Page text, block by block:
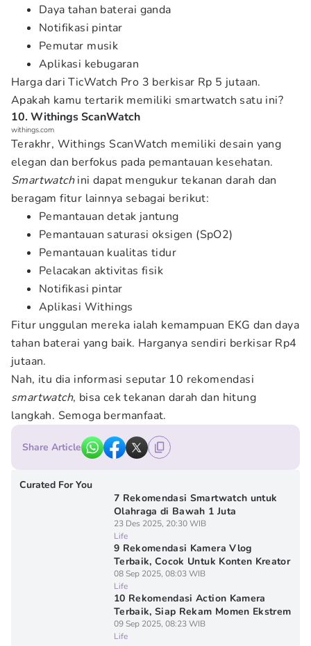
Daya tahan baterai ganda
Notifikasi pintar
Pemutar musik
Aplikasi kebugaran
Harga dari TicWatch Pro 3 berkisar Rp 5 jutaan.
Apakah kamu tertarik memiliki smartwatch satu ini?
10. Withings ScanWatch
withings.com
Terakhr, Withings ScanWatch memiliki desain yang
elegan dan berfokus pada pemantauan kesehatan.
Smartwatchini dapat mengukur tekanan darah dan
beragam fitur lainnya sebagai berikut:
Pemantauan detak jantung
Pemantauan saturasi oksigen (SpO2)
Pemantauan kualitas tidur
Pelacakan aktivitas fisik
Notifikasi pintar
Aplikasi Withings
Fitur unggulan mereka ialah kemampuan EKG dan daya
tahan baterai yang baik. Harganya sendiri berkisar Rp4
jutaan.
Nah, itu dia informasi seputar 10 rekomendasi
smartwatch, bisa cek tekanan darah dan hitung
langkah. Semoga bermanfaat.
Share Article
Curated For You
7 Rekomendasi Smartwatch untuk
Olahraga di Bawah 1 Juta
23 Des 2025, 20:30 WIB
Life
9 Rekomendasi Kamera Vlog
Terbaik, Cocok Untuk Konten Kreator
08 Sep 2025, 08:03 WIB
Life
10 Rekomendasi Action Kamera
Terbaik, Siap Rekam Momen Ekstrem
09 Sep 2025, 08:23 WIB
Life